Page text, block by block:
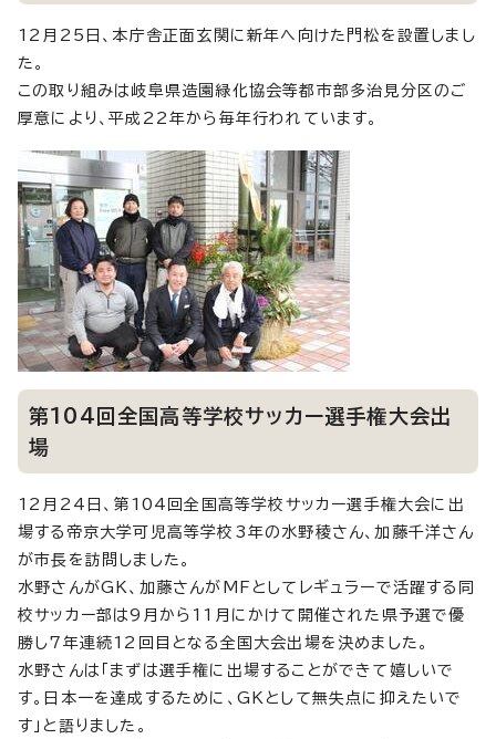
12月25日、本庁舎正面玄関に新年へ向けた門松を設置しまし
た。
この取り組みは岐阜県造園緑化協会等都市部多治見分区のご
厚意により、平成22年から毎年行われています。
第104回全国高等学校サッカー選手権大会出
場
12月24日、第104回全国高等学校サッカー選手権大会に出
場する帝京大学可児高等学校3年の水野稜さん、加藤千洋さん
が市長を訪問しました。
水野さんがGK、加藤さんがMFとしてレギュラーで活躍する同
校サッカー部は9月から11月にかけて開催された県予選で優
勝し7年連続12回目となる全国大会出場を決めました。
水野さんは「まずは選手権に出場することができて嬉しいで
す。日本一を達成するために、GKとして無失点に抑えたいで
す」と語りました。